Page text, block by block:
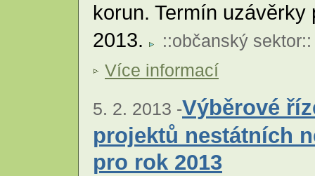
korun. Termín uzávěrky
2013.
::občanský sektor::
Více informací
5. 2. 2013 -Výběrové
projektů nestátních
pro rok 2013